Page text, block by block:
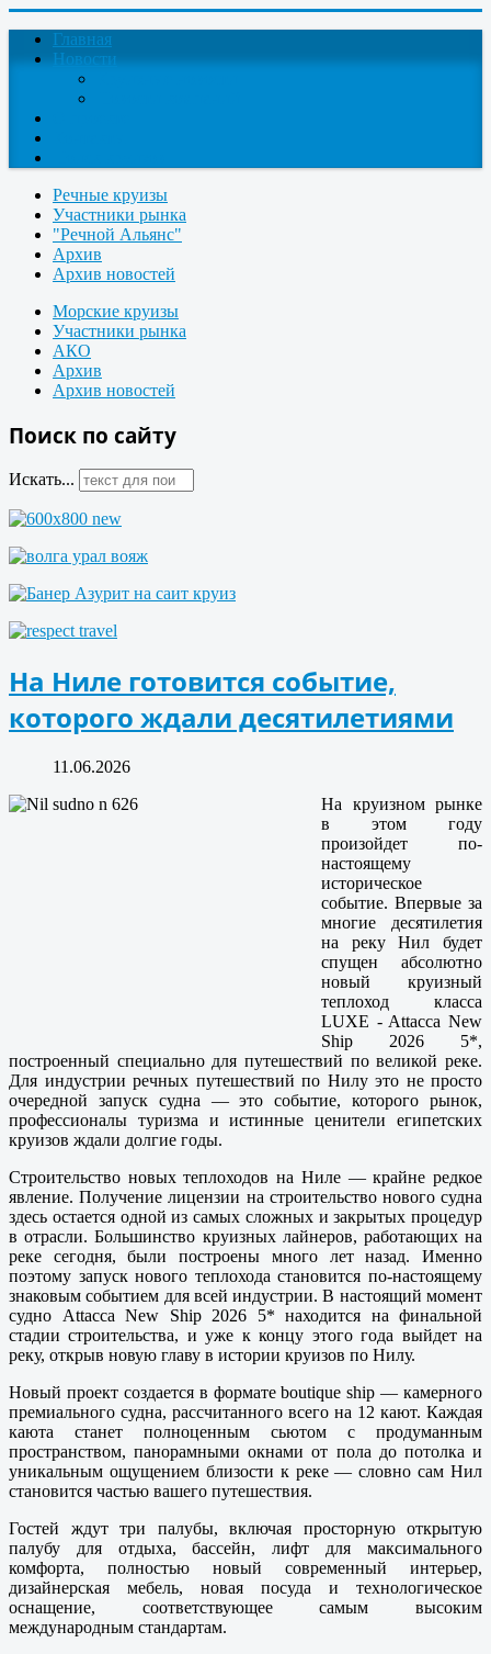
Главная
Новости
Речные круизы
Участники рынка
"Речной Альянс"
Архив
Архив новостей
Морские круизы
Участники рынка
АКО
Архив
Архив новостей
Поиск по сайту
Искать...
На Ниле готовится событие,
которого ждали десятилетиями
11.06.2026
На круизном рынке
в этом году
произойдет по-
настоящему
историческое
событие. Впервые за
многие десятилетия
на реку Нил будет
спущен абсолютно
новый круизный
теплоход класса
LUXE - Attacca New
Ship 2026 5*,
построенный специально для путешествий по великой реке.
Для индустрии речных путешествий по Нилу это не просто
очередной запуск судна — это событие, которого рынок,
профессионалы туризма и истинные ценители египетских
круизов ждали долгие годы.
Строительство новых теплоходов на Ниле — крайне редкое
явление. Получение лицензии на строительство нового судна
здесь остается одной из самых сложных и закрытых процедур
в отрасли. Большинство круизных лайнеров, работающих на
реке сегодня, были построены много лет назад. Именно
поэтому запуск нового теплохода становится по-настоящему
знаковым событием для всей индустрии. В настоящий момент
судно Attacca New Ship 2026 5* находится на финальной
стадии строительства, и уже к концу этого года выйдет на
реку, открыв новую главу в истории круизов по Нилу.
Новый проект создается в формате boutique ship — камерного
премиального судна, рассчитанного всего на 12 кают. Каждая
каюта станет полноценным сьютом с продуманным
пространством, панорамными окнами от пола до потолка и
уникальным ощущением близости к реке — словно сам Нил
становится частью вашего путешествия.
Гостей ждут три палубы, включая просторную открытую
палубу для отдыха, бассейн, лифт для максимального
комфорта, полностью новый современный интерьер,
дизайнерская мебель, новая посуда и технологическое
оснащение, соответствующее самым высоким
международным стандартам.